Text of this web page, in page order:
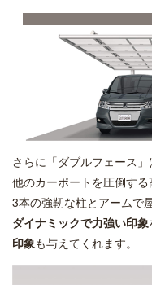
さらに「ダブルフェース」
他のカーポートを圧倒する
3本の強靭な柱とアームで
ダイナミックで力強い印象
印象も与えてくれます。